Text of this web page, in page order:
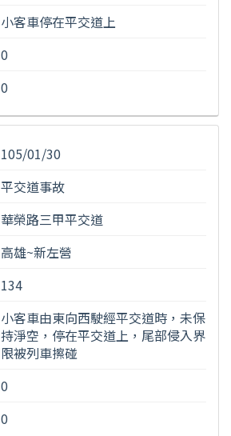
小客車停在平交道上
0
0
105/01/30
平交道事故
華榮路三甲平交道
高雄~新左營
134
小客車由東向西駛經平交道時，未保
持淨空，停在平交道上，尾部侵入界
限被列車擦碰
0
0